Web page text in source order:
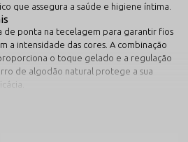
que assegura a saúde e higiene íntima.
de ponta na tecelagem para garantir fios
a intensidade das cores. A combinação
o toque gelado e a regulação
de algodão natural protege a sua
combine esta peça com outros